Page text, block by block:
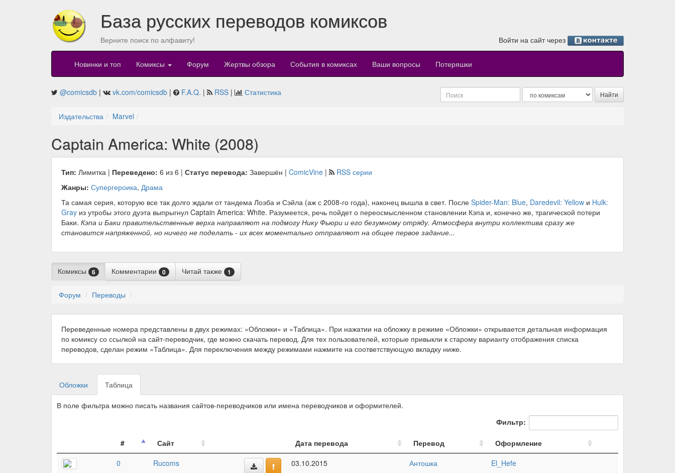
База русских переводов комиксов
Верните поиск по алфавиту! Войти на сайт через
Новинки и топ Комиксы Форум Жертвы обзора События в комиксах Ваши вопросы Потеряшки
@comicsdb | vk.com/comicsdb | F.A.Q. | RSS | Статистика
Издательства Marvel
Captain America: White (2008)
Тип: Лимитка | Переведено: 6 из 6 | Статус перевода: Завершён | ComicVine |
RSS серии
Жанры: Супергероика, Драма
Та самая серия, которую все так долго ждали от тандема Лоэба и Сэйла (аж с 2008-го года), наконец вышла в свет. После Spider-Man: Blue, Daredevil: Yellow и Hulk:
Gray из утробы этого дуэта выпрыгнул Captain America: White. Разумеется, речь пойдет о переосмысленном становлении Кэпа и, конечно же, трагической потери
Баки. Кэпа и Баки правительственные верха направляют на подмогу Нику Фьюри и его безумному отряду. Атмосфера внутри коллектива сразу же
становится напряженной, но ничего не поделать - их всех моментально отправляют на общее первое задание...
Комиксы 6 Комментарии 0 Читай также 1
Форум Переводы
Переведенные номера представлены в двух режимах: «Обложки» и «Таблица». При нажатии на обложку в режиме «Обложки» открывается детальная информация
по комиксу со ссылкой на сайт-переводчик, где можно скачать перевод. Для тех пользователей, которые привыкли к старому варианту отображения списка
переводов, сделан режим «Таблица». Для переключения между режимами нажмите на соответствующую вкладку ниже.
Обложки Таблица
В поле фильтра можно писать названия сайтов-переводчиков или имена переводчиков и оформителей.
Фильтр:
# Сайт Дата перевода Перевод
Оформление
0
Rucoms 03.10.2015 Антошка El_Hefe